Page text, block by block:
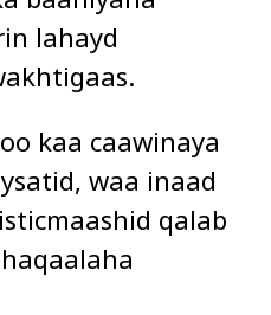
lahayd
kaa caawinaya
waa inaad
qalab